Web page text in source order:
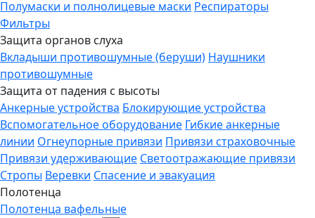
Полумаски и полнолицевые маски Респираторы
Фильтры
Защита органов слуха
Вкладыши противошумные (беруши) Наушники
противошумные
Защита от падения с высоты
Анкерные устройства Блокирующие устройства
Вспомогательное оборудование Гибкие анкерные
линии Огнеупорные привязи Привязи страховочные
Привязи удерживающие Светоотражающие привязи
Стропы Веревки Спасение и эвакуация
Полотенца
Полотенца вафельные